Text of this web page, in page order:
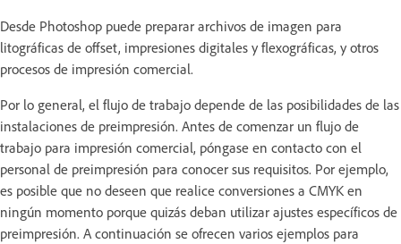
Desde Photoshop puede preparar archivos de imagen para
litográficas de offset, impresiones digitales y flexográficas, y otros
procesos de impresión comercial.
Por lo general, el flujo de trabajo depende de las posibilidades de las
instalaciones de preimpresión. Antes de comenzar un flujo de
trabajo para impresión comercial, póngase en contacto con el
personal de preimpresión para conocer sus requisitos. Por ejemplo,
es posible que no deseen que realice conversiones a CMYK en
ningún momento porque quizás deban utilizar ajustes específicos de
preimpresión. A continuación se ofrecen varios ejemplos para